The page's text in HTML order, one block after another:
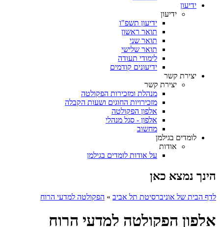
ידיעון
ידיעון
ידיעון תשפ"ו
תואר ראשון
תואר שני
תואר שלישי
לימודי תעודה
ידיעונים קודמים
יצירת קשר
יצירת קשר
מנהלת ומזכירות הפקולטה
מזכירויות החוגים ושעות הקבלה
אלפון הפקולטה
אלפון - סגל מנהלי
מחשוב
לומדים בגילמן
אודות
על אודות לומדים בגילמן
הינך נמצא כאן
לדף הבית של אוניברסיטת תל אביב » הפקולטה למדעי הרוח
אלפון הפקולטה למדעי הרוח